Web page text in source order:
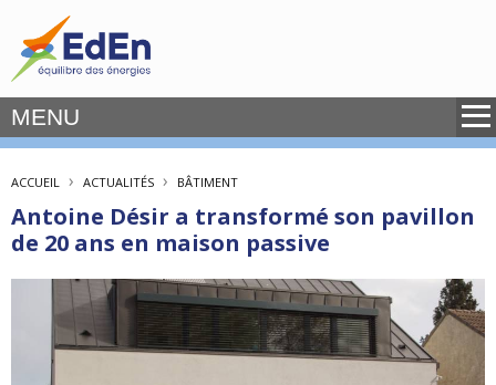
MENU
ACCUEIL › ACTUALITÉS › BÂTIMENT
Antoine Désir a transformé son pavillon
de 20 ans en maison passive